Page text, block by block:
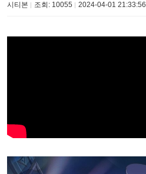
시티본 조회: 10055 2024-04-01 21:33:56